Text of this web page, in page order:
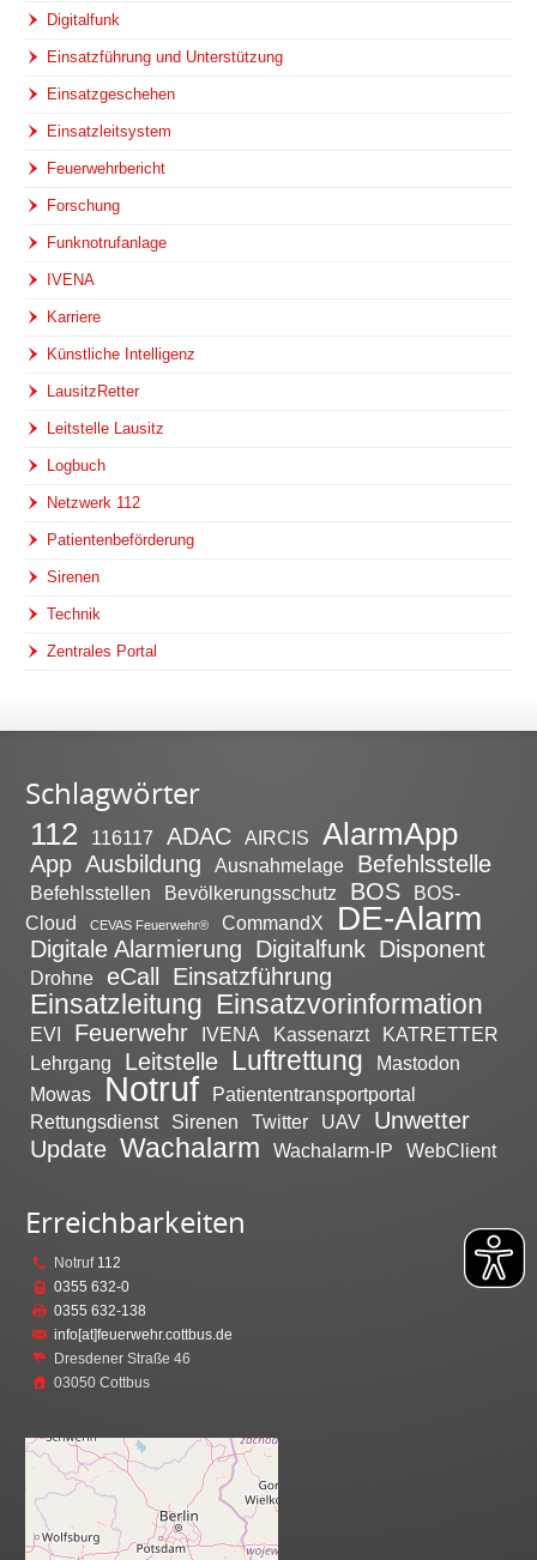
Digitalfunk
Einsatzführung und Unterstützung
Einsatzgeschehen
Einsatzleitsystem
Feuerwehrbericht
Forschung
Funknotrufanlage
IVENA
Karriere
Künstliche Intelligenz
LausitzRetter
Leitstelle Lausitz
Logbuch
Netzwerk 112
Patientenbeförderung
Sirenen
Technik
Zentrales Portal
Schlagwörter
112 116117 ADAC AIRCIS AlarmApp
App Ausbildung Ausnahmelage Befehlsstelle
Befehlsstellen Bevölkerungsschutz BOS
BOS-
Cloud
CEVAS Feuerwehr® CommandX DE-Alarm
Digitale Alarmierung Digitalfunk Disponent
Drohne eCall Einsatzführung
Einsatzleitung Einsatzvorinformation
EVI Feuerwehr IVENA Kassenarzt
KATRETTER
Lehrgang
Leitstelle Luftrettung
Mastodon
Mowas
Notruf
Patiententransportportal
Rettungsdienst
Sirenen Twitter UAV
Unwetter
Update Wachalarm Wachalarm-IP WebClient
Erreichbarkeiten
Notruf 112
0355 632-0
0355 632-138
info[at]feuerwehr.cottbus.de
Dresdener Straße 46
03050 Cottbus